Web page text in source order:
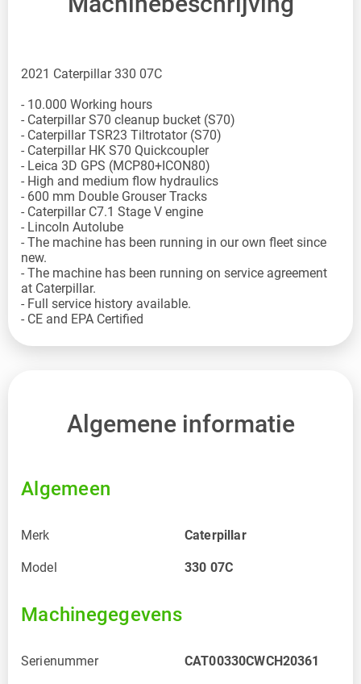
2021 Caterpillar 330 07C
- 10.000 Working hours
- Caterpillar S70 cleanup bucket (S70)
- Caterpillar TSR23 Tiltrotator (S70)
- Caterpillar HK S70 Quickcoupler
- Leica 3D GPS (MCP80+ICON80)
- High and medium flow hydraulics
- 600 mm Double Grouser Tracks
- Caterpillar C7.1 Stage V engine
- Lincoln Autolube
- The machine has been running in our own fleet since
new.
- The machine has been running on service agreement
at Caterpillar.
- Full service history available.
- CE and EPA Certified
Algemene informatie
Algemeen
Merk Caterpillar
Model 330 07C
Machinegegevens
Serienummer CAT00330CWCH20361